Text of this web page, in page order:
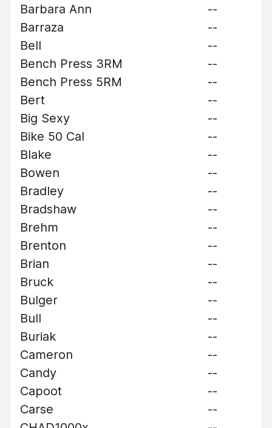
Barbara Ann
--
Barraza
--
Bell
--
Bench Press 3RM
--
Bench Press 5RM
--
Bert
--
Big Sexy
--
Bike 50 Cal
--
Blake
--
Bowen
--
Bradley
--
Bradshaw
--
Brehm
--
Brenton
--
Brian
--
Bruck
--
Bulger
--
Bull
--
Buriak
--
Cameron
--
Candy
--
Capoot
--
Carse
--